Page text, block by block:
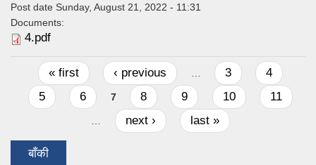
Post date Sunday, August 21, 2022 - 11:31
Documents:
4.pdf
Pages
« first ‹ previous … 3
4
5
6 7 8 9 10 11
… next › last »
बाँकी